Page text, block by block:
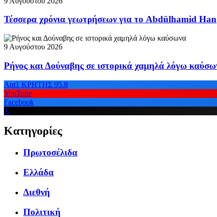
Τέσσερα χρόνια γεωτρήσεων για το Abdülhamid Han
9 Αυγούστου 2026
Ρήνος και Δούναβης σε ιστορικά χαμηλά λόγω
Ant1 ΚΡΗΤΗΣ 95.8
YouTube
Facebook
X
Κατηγορίες
Πρωτοσέλιδα
Ελλάδα
Διεθνή
Πολιτική